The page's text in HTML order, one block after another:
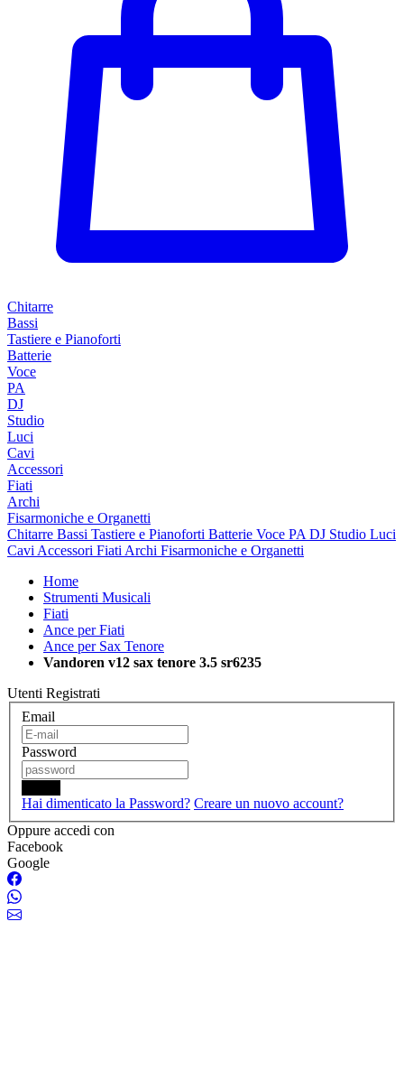
Chitarre
Bassi
Tastiere e Pianoforti
Batterie
Voce
PA
DJ
Studio
Luci
Cavi
Accessori
Fiati
Archi
Fisarmoniche e Organetti
Chitarre Bassi Tastiere e Pianoforti Batterie Voce PA DJ Studio Luci
Cavi Accessori Fiati Archi Fisarmoniche e Organetti
Home
Strumenti Musicali
Fiati
Ance per Fiati
Ance per Sax Tenore
Vandoren v12 sax tenore 3.5 sr6235
Utenti Registrati
Email
Password
Hai dimenticato la Password? Creare un nuovo account?
Oppure accedi con
Facebook
Google